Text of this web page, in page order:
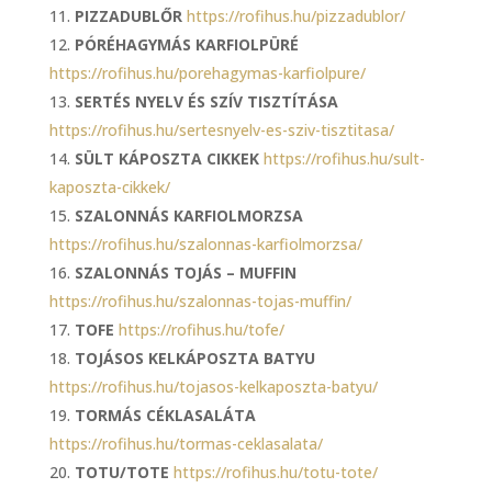
PIZZADUBLŐR https://rofihus.hu/pizzadublor/
PÓRÉHAGYMÁS KARFIOLPÜRÉ
https://rofihus.hu/porehagymas-karfiolpure/
SERTÉS NYELV ÉS SZÍV TISZTÍTÁSA
https://rofihus.hu/sertesnyelv-es-sziv-tisztitasa/
SÜLT KÁPOSZTA CIKKEK https://rofihus.hu/sult-
kaposzta-cikkek/
SZALONNÁS KARFIOLMORZSA
https://rofihus.hu/szalonnas-karfiolmorzsa/
SZALONNÁS TOJÁS – MUFFIN
https://rofihus.hu/szalonnas-tojas-muffin/
TOFE https://rofihus.hu/tofe/
TOJÁSOS KELKÁPOSZTA BATYU
https://rofihus.hu/tojasos-kelkaposzta-batyu/
TORMÁS CÉKLASALÁTA
https://rofihus.hu/tormas-ceklasalata/
TOTU/TOTE https://rofihus.hu/totu-tote/